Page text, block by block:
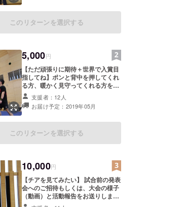
このリターンを選択する
5,000円
【ただ頑張りに期待＋世界で入賞目
指してね】ポンと背中を押してくれ
る方、暖かく見守ってくれる方を募
集。皆さんのサポートが力になりま
す。私からお礼のメールと活動報告
をお送りします。
支援者：12人
お届け予定：2019年05月
このリターンを選択する
10,000円
【チアを見てみたい】 試合前の発表
会へのご招待もしくは、大会の様子
（動画）と活動報告をお送りしま
す。※交通費は支援者様のご負担に